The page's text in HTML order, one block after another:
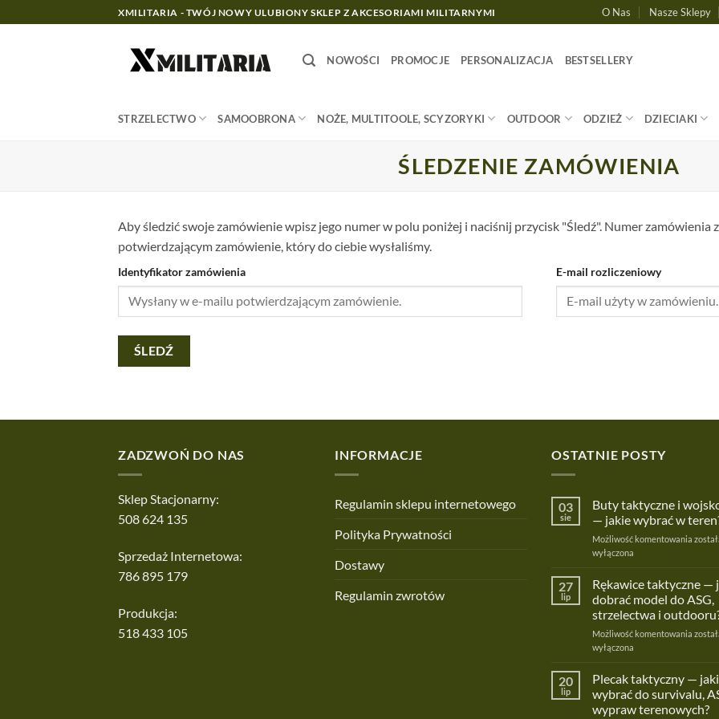
do
XMILITARIA - TWÓJ NOWY ULUBIONY SKLEP Z AKCESORIAMI MILITARNYMI O Nas Nasze Sklepy
NOWOŚCI PROMOCJE PERSONALIZACJA BESTSELLERY
STRZELECTWO SAMOOBRONA NOŻE, MULTITOOLE, SCYZORYKI OUTDOOR ODZIEŻ DZIECIAKI
ŚLEDZENIE ZAMÓWIENIA
Aby śledzić swoje zamówienie wpisz jego numer w polu poniżej i naciśnij przycisk "Śledź". Numer zamówienia
potwierdzającym zamówienie, który do ciebie wysłaliśmy.
Identyfikator zamówienia E-mail rozliczeniowy
ŚLEDŹ
ZADZWOŃ DO NAS
Sklep Stacjonarny:
508 624 135
Sprzedaż Internetowa:
786 895 179
Produkcja:
518 433 105
INFORMACJE
Regulamin sklepu internetowego
Polityka Prywatności
Dostawy
Regulamin zwrotów
OSTATNIE POSTY
03
sie
Buty taktyczne i
— jakie wybrać w
Możliwość komentowania Buty
—
jakie
wybrać
w
wyłączona
27
lip
Rękawice taktyczne —
dobrać model do ASG,
strzelectwa i
Możliwość komentowania
jak
dobrać
model
do
wyłączona
20
lip
Plecak taktyczny — jaki
wybrać do survivalu,
wypraw terenowych?